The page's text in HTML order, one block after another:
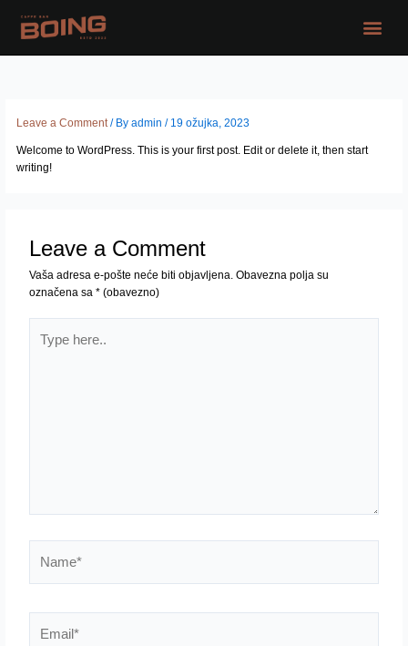
content
Leave a Comment / Byadmin/ 19 ožujka, 2023
Welcome to WordPress. This is your first post. Edit or delete it, then start
writing!
Leave a Comment
Vaša adresa e-pošte neće biti objavljena. Obavezna polja su
označena sa* (obavezno)
here..